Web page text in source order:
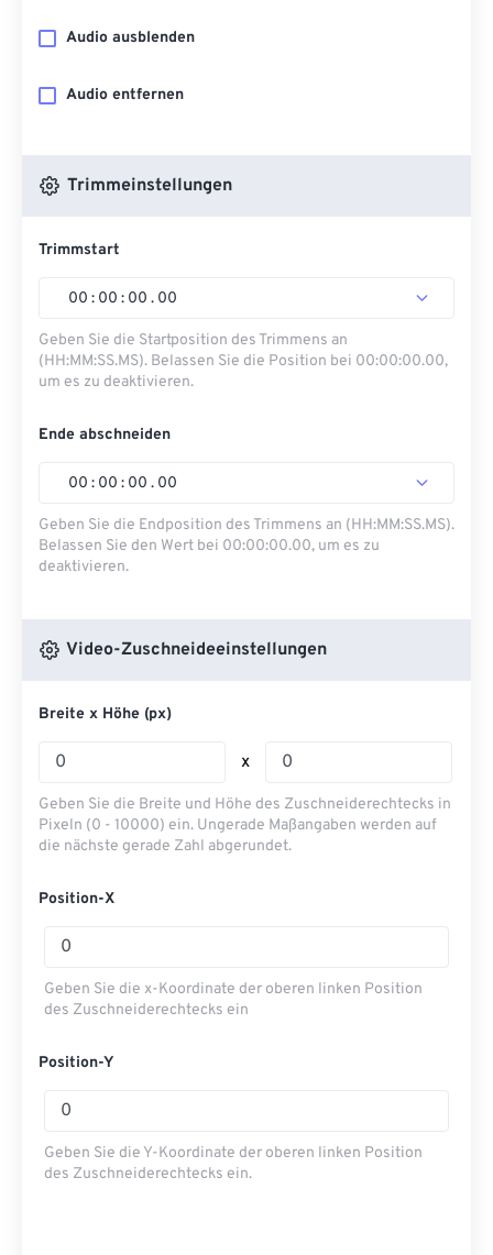
Audio ausblenden
Audio entfernen
Trimmeinstellungen
Trimmstart
00 : 00 : 00 . 00
Geben Sie die Startposition des Trimmens an
(HH:MM:SS.MS). Belassen Sie die Position bei 00:00:00.00,
um es zu deaktivieren.
Ende abschneiden
00 : 00 : 00 . 00
Geben Sie die Endposition des Trimmens an (HH:MM:SS.MS).
Belassen Sie den Wert bei 00:00:00.00, um es zu
deaktivieren.
Video-Zuschneideeinstellungen
Breite x Höhe (px)
x
Geben Sie die Breite und Höhe des Zuschneiderechtecks ​​in
Pixeln (0 - 10000) ein. Ungerade Maßangaben werden auf
die nächste gerade Zahl abgerundet.
Position-X
Geben Sie die x-Koordinate der oberen linken Position
des Zuschneiderechtecks ​​ein
Position-Y
Geben Sie die Y-Koordinate der oberen linken Position
des Zuschneiderechtecks ​​ein.